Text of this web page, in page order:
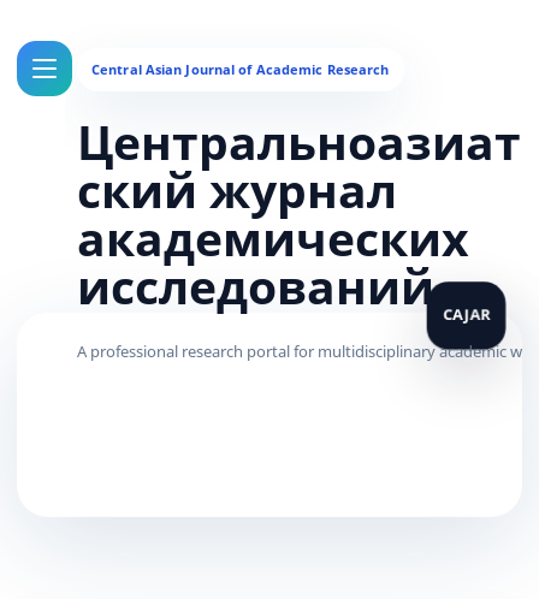
Центральноазиат
ский журнал
академических
исследований